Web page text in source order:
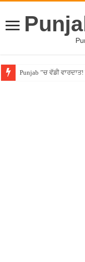
Punjab ”ਚ ਵੱਡੀ
Dog Surgery Viral